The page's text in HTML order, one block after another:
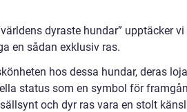
dyraste hundar” upptäcker vi
en sådan exklusiv ras.
hos dessa hundar, deras
status som en symbol för
och dyr ras vara en stolt